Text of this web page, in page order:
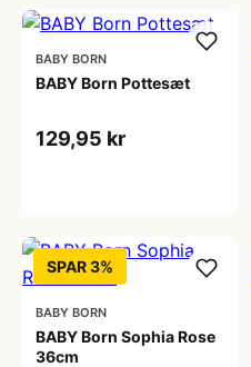
BABY BORN
BABY Born Pottesæt
129,95 kr
SPAR 3%
BABY BORN
BABY Born Sophia Rose
36cm